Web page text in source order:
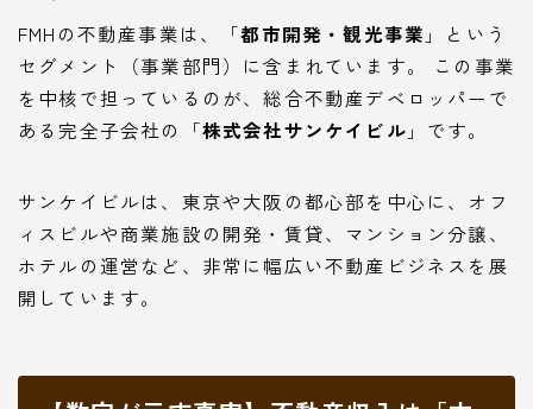
FMHの不動産事業は、「都市開発・観光事業 」という
セグメント（事業部門）に含まれています。 この事業
を中核で担っているのが、総合不動産デベロッパーで
ある完全子会社の「株式会社サンケイビル 」です。
サンケイビルは、東京や大阪の都心部を中心に、オフ
ィスビルや商業施設の開発・賃貸、マンション分譲、
ホテルの運営など、非常に幅広い不動産ビジネスを展
開しています。